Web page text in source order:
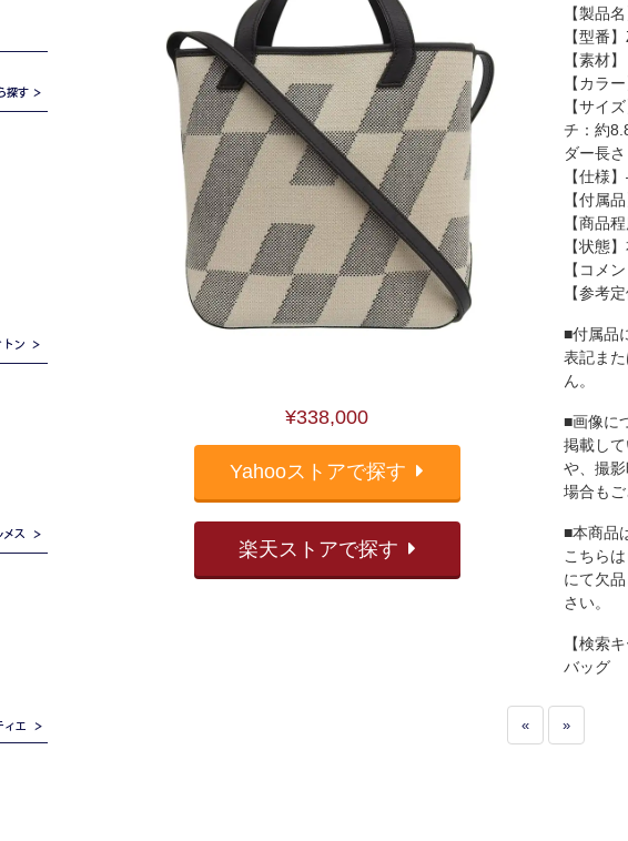
¥338,000
Yahooストアで探す
楽天ストアで探す
【製品
【型番
【素材
【カラ
【サイ
チ：約
ダー長さ
【仕様
【付属
【商品
【状態
【コメ
【参考
■付属品
表記ま
ん。
■画像に
掲載し
や、撮
場合も
■本商品
こちら
にて欠
さい。
【検索
バッグ
« »